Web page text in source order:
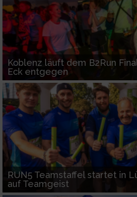
Koblenz läuft dem B2Run
Eck entgegen
RUN5 Teamstaffel startet in
auf Teamgeist